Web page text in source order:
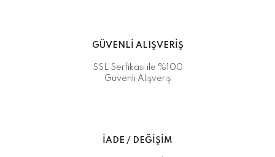
GÜVENLİ ALIŞVERİŞ
SSL Serfikası ile %100
Güvenli Alışveriş
İADE / DEĞİŞİM